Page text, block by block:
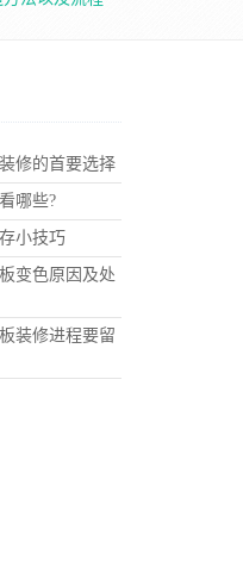
修的首要选择
哪些?
小技巧
变色原因及处
装修进程要留